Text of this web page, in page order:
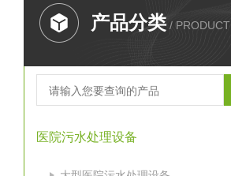
产品分类 / PRODUCT
医院污水处理设备